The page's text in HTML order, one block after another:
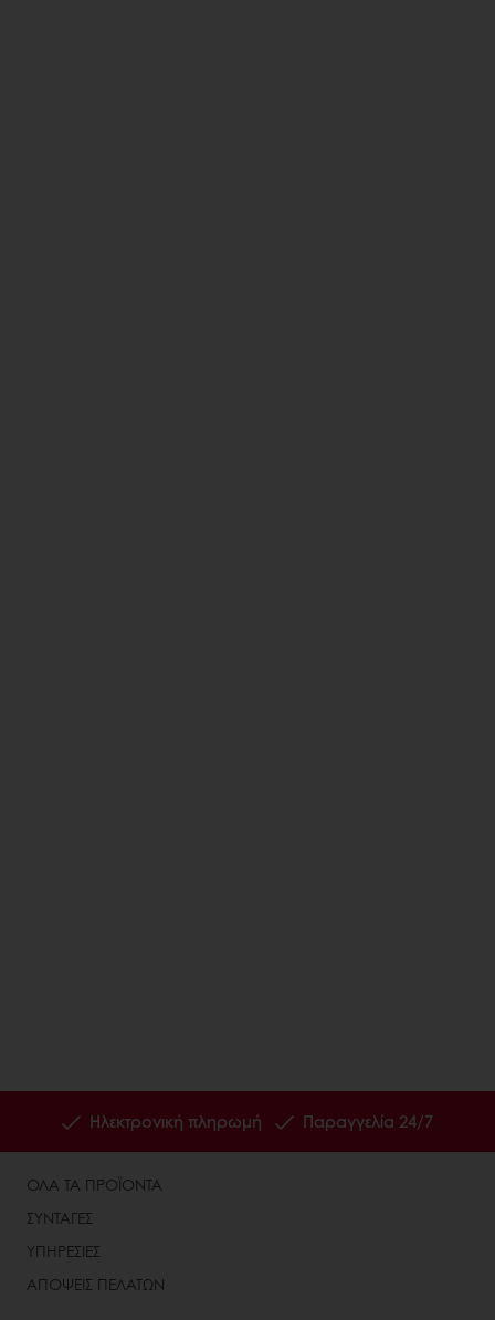
Ηλεκτρονική πληρωμή Παραγγελία 24/7
ΟΛΑ ΤΑ ΠΡΟΪΟΝΤΑ
ΣΥΝΤΑΓΕΣ
ΥΠΗΡΕΣΙΕΣ
ΑΠΟΨΕΙΣ ΠΕΛΑΤΩΝ